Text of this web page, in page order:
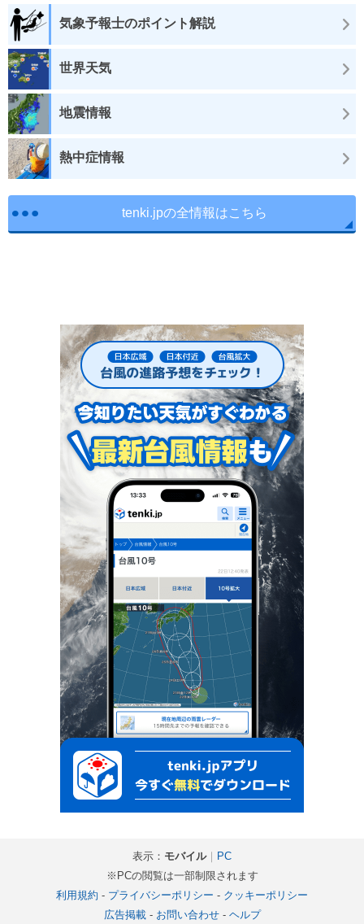
気象予報士のポイント解説
世界天気
地震情報
熱中症情報
tenki.jpの全情報はこちら
表示： モバイル｜ PC
※PCの閲覧は一部制限されます
利用規約 - プライバシーポリシー - クッキーポリシー
広告掲載- お問い合わせ- ヘルプ